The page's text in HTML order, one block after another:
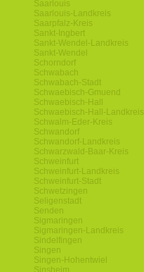
Saarlouis
Saarlouis-Landkreis
Saarpfalz-Kreis
Sankt-Ingbert
Sankt-Wendel-Landkreis
Sankt-Wendel
Schorndorf
Schwabach
Schwabach-Stadt
Schwaebisch-Gmuend
Schwaebisch-Hall
Schwaebisch-Hall-Landkreis
Schwalm-Eder-Kreis
Schwandorf
Schwandorf-Landkreis
Schwarzwald-Baar-Kreis
Schweinfurt
Schweinfurt-Landkreis
Schweinfurt-Stadt
Schwetzingen
Seligenstadt
Senden
Sigmaringen
Sigmaringen-Landkreis
Sindelfingen
Singen
Singen-Hohentwiel
Sinsheim